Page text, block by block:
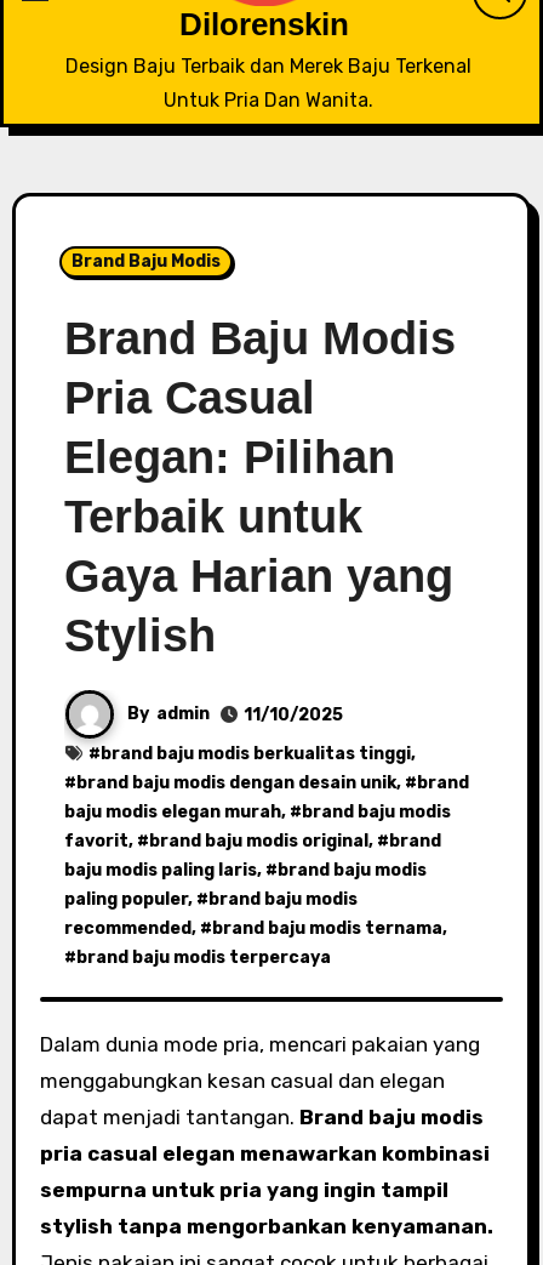
Dilorenskin
Design Baju Terbaik dan Merek Baju Terkenal
Untuk Pria Dan Wanita.
Brand Baju Modis
Brand Baju Modis
Pria Casual
Elegan: Pilihan
Terbaik untuk
Gaya Harian yang
Stylish
By admin
11/10/2025
# brand baju modis berkualitas tinggi,
# brand baju modis dengan desain unik, # brand
baju modis elegan murah, # brand baju modis
favorit, # brand baju modis original , # brand
baju modis paling laris, # brand baju modis
paling populer, # brand baju modis
recommended, # brand baju modis ternama,
# brand baju modis terpercaya
Dalam dunia mode pria, mencari pakaian yang
menggabungkan kesan casual dan elegan
dapat menjadi tantangan. Brand baju modis
pria casual elegan menawarkan kombinasi
sempurna untuk pria yang ingin tampil
stylish tanpa mengorbankan kenyamanan.